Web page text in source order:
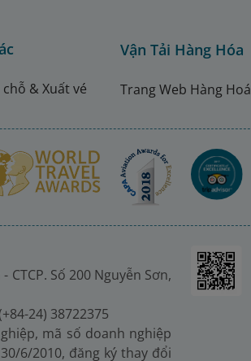
& Xuất vé
Vận Tải Hàng Hóa
Trang Web Hàng Hoá
Số 200 Nguyễn Sơn,
24) 38722375
mã số doanh nghiệp
6/2010, đăng ký thay đổi